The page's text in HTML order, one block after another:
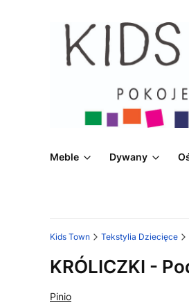
Meble Dywany
Kids Town Tekstylia Dziecięce
KRÓLICZKI -
Pinio